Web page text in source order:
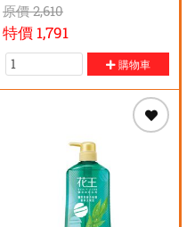
原價2,610
特價 1,791
購物車